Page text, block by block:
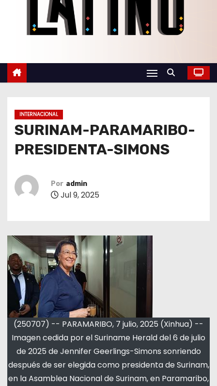
INTERNACIONAL
SURINAM-PARAMARIBO-
PRESIDENTA-SIMONS
Por admin
Jul 9, 2025
(250707) -- PARAMARIBO, 7 julio, 2025 (Xinhua) --
Imagen cedida por el Suriname Herald del 6 de julio
de 2025 de Jennifer Geerlings-Simons sonriendo
después de ser elegida como presidenta de Surinam,
en la Asamblea Nacional de Surinam, en Paramaribo,